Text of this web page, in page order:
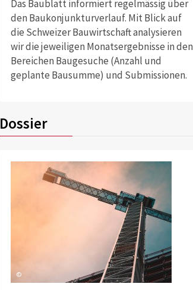
Das Baublatt informiert regelmässig über
den Baukonjunkturverlauf. Mit Blick auf
die Schweizer Bauwirtschaft analysieren
wir die jeweiligen Monatsergebnisse in den
Bereichen Baugesuche (Anzahl und
geplante Bausumme) und Submissionen.
Dossier
©